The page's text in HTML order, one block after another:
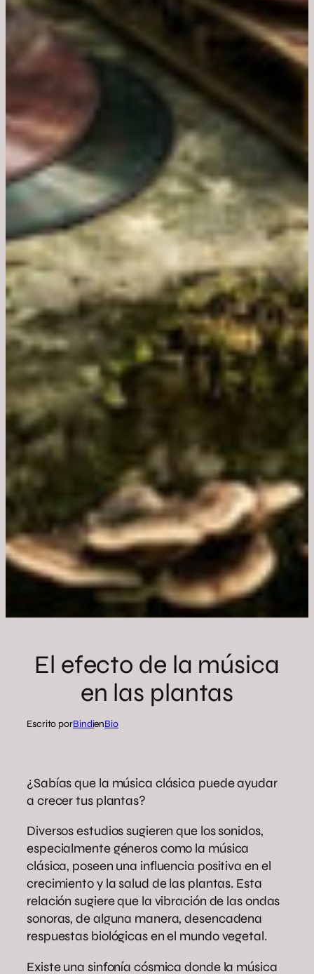
El efecto de la música
en las plantas
Escrito porBindienBio
¿Sabías que la música clásica puede ayudar
a crecer tus plantas?
Diversos estudios sugieren que los sonidos,
especialmente géneros como la música
clásica, poseen una influencia positiva en el
crecimiento y la salud de las plantas. Esta
relación sugiere que la vibración de las ondas
sonoras, de alguna manera, desencadena
respuestas biológicas en el mundo vegetal.
Existe una sinfonía cósmica donde la música